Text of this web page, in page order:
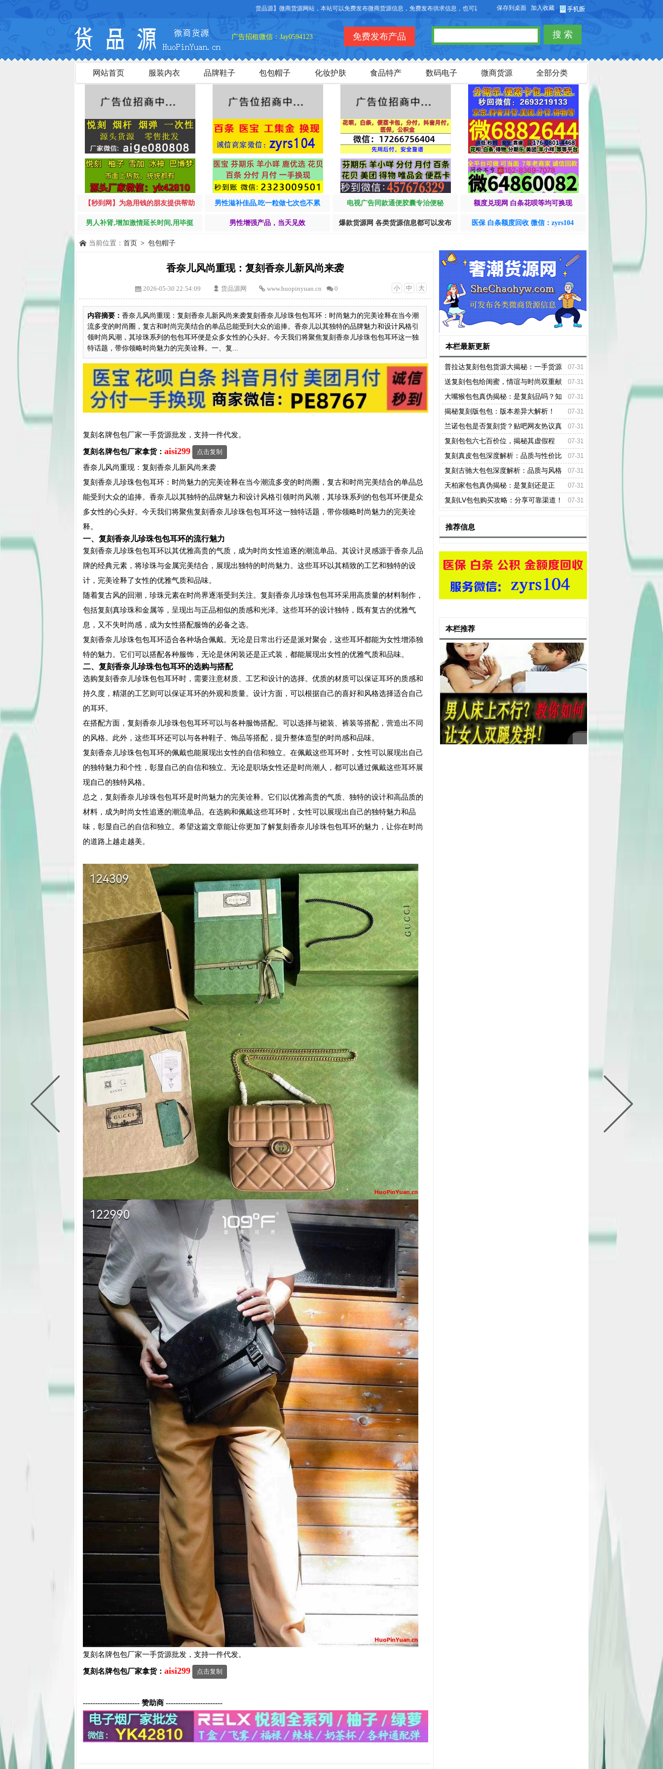
欢迎您访问【货品源】微商货源网站，本站可以免费发布微商货源信息，免费发布供求信息，也可以免费发布淘宝客商品信息。
保存到桌面 加入收藏
广告招租微信：Jay0594123 搜 索
免费发布产品
网站首页 服装内衣 品牌鞋子 包包帽子 化妆护肤 食品特产 数码电子 微商货源 全部分类
【秒到网】为急用钱的朋友提供帮助 男性滋补佳品,吃一粒做七次也不累 电视广告同款通便胶囊专治便秘 额度兑现网 白条花呗等均可换现
男人补肾,增加激情延长时间,用毕挺 男性增强产品，当天见效 爆款货源网 各类货源信息都可以发布 医保 白条额度回收 微信：zyrs104
当前位置： 首页 > 包包帽子
香奈儿风尚重现：复刻香奈儿新风尚来袭
小 中 大
2026-05-30 22:54:09 货品源网 www.huopinyuan.cn 0
内容摘要： 香奈儿风尚重现：复刻香奈儿新风尚来袭复刻香奈儿珍珠包包耳环：时尚魅力的完美诠释在当今潮
流多变的时尚圈，复古和时尚完美结合的单品总能受到大众的追捧。香奈儿以其独特的品牌魅力和设计风格引
领时尚风潮，其珍珠系列的包包耳环便是众多女性的心头好。今天我们将聚焦复刻香奈儿珍珠包包耳环这一独
特话题，带你领略时尚魅力的完美诠释。一、复...
复刻名牌包包厂家一手货源批发，支持一件代发。
复刻名牌包包厂家拿货： aisi299 点击复制
香奈儿风尚重现：复刻香奈儿新风尚来袭
复刻香奈儿珍珠包包耳环：时尚魅力的完美诠释在当今潮流多变的时尚圈，复古和时尚完美结合的单品总
能受到大众的追捧。香奈儿以其独特的品牌魅力和设计风格引领时尚风潮，其珍珠系列的包包耳环便是众
多女性的心头好。今天我们将聚焦复刻香奈儿珍珠包包耳环这一独特话题，带你领略时尚魅力的完美诠
释。
一、 复刻香奈儿珍珠包包耳环的流行魅力
复刻香奈儿珍珠包包耳环以其优雅高贵的气质，成为时尚女性追逐的潮流单品。其设计灵感源于香奈儿品
牌的经典元素，将珍珠与金属完美结合，展现出独特的时尚魅力。这些耳环以其精致的工艺和独特的设
计，完美诠释了女性的优雅气质和品味。
随着复古风的回潮，珍珠元素在时尚界逐渐受到关注。 复刻香奈儿珍珠包包耳环采用高质量的材料制作，
包括复刻真珍珠和金属等，呈现出与正品相似的质感和光泽。这些耳环的设计独特，既有复古的优雅气
息，又不失时尚感，成为女性搭配服饰的必备之选。
复刻香奈儿珍珠包包耳环适合各种场合佩戴。无论是日常出行还是派对聚会，这些耳环都能为女性增添独
特的魅力。它们可以搭配各种服饰，无论是休闲装还是正式装，都能展现出女性的优雅气质和品味。
二、 复刻香奈儿珍珠包包耳环的选购与搭配
选购复刻香奈儿珍珠包包耳环时，需要注意材质、工艺和设计的选择。优质的材质可以保证耳环的质感和
持久度，精湛的工艺则可以保证耳环的外观和质量。设计方面，可以根据自己的喜好和风格选择适合自己
的耳环。
在搭配方面， 复刻香奈儿珍珠包包耳环可以与各种服饰搭配。可以选择与裙装、裤装等搭配，营造出不同
的风格。此外，这些耳环还可以与各种鞋子、饰品等搭配，提升整体造型的时尚感和品味。
复刻香奈儿珍珠包包耳环的佩戴也能展现出女性的自信和独立。在佩戴这些耳环时，女性可以展现出自己
的独特魅力和个性，彰显自己的自信和独立。无论是职场女性还是时尚潮人，都可以通过佩戴这些耳环展
现自己的独特风格。
总之， 复刻香奈儿珍珠包包耳环是时尚魅力的完美诠释。它们以优雅高贵的气质、独特的设计和高品质的
材料，成为时尚女性追逐的潮流单品。在选购和佩戴这些耳环时，女性可以展现出自己的独特魅力和品
味，彰显自己的自信和独立。希望这篇文章能让你更加了解复刻香奈儿珍珠包包耳环的魅力，让你在时尚
的道路上越走越美。
复刻名牌包包厂家一手货源批发，支持一件代发。
复刻名牌包包厂家拿货： aisi299 点击复制
----------------------- 赞助商 -----------------------
本栏最新更新
07-31
普拉达复刻包包货源大揭秘：一手货源
渠道火热出炉！ 07-31
送复刻包包给闺蜜，情谊与时尚双重献
礼！ 07-31
大嘴猴包包真伪揭秘：是复刻品吗？知
乎热议解读！ 07-31
揭秘复刻版包包：版本差异大解析！
07-31
兰诺包包是否复刻货？贴吧网友热议真
相揭晓！ 07-31
复刻包包六七百价位，揭秘其虚假程
度！ 07-31
复刻真皮包包深度解析：品质与性价比
的双重考量！ 07-31
复刻古驰大包包深度解析：品质与风格
如何？ 07-31
天柏家包包真伪揭秘：是复刻还是正
品？ 07-31
复刻LV包包购买攻略：分享可靠渠道！
推荐信息
本栏推荐